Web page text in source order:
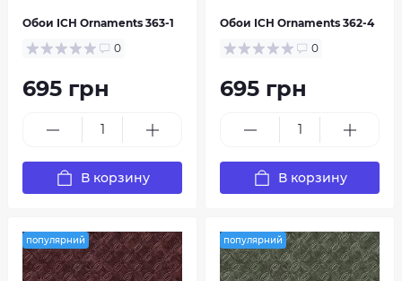
Обои ІСН Ornaments 363-1
0
695 грн
В корзину
Обои ІСН Ornaments 362-4
0
695 грн
В корзину
популярний популярний